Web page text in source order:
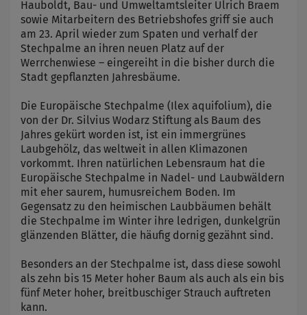
Hauboldt, Bau- und Umweltamtsleiter Ulrich Braem
sowie Mitarbeitern des Betriebshofes griff sie auch
am 23. April wieder zum Spaten und verhalf der
Stechpalme an ihren neuen Platz auf der
Werrchenwiese – eingereiht in die bisher durch die
Stadt gepflanzten Jahresbäume.
Die Europäische Stechpalme (Ilex aquifolium), die
von der Dr. Silvius Wodarz Stiftung als Baum des
Jahres gekürt worden ist, ist ein immergrünes
Laubgehölz, das weltweit in allen Klimazonen
vorkommt. Ihren natürlichen Lebensraum hat die
Europäische Stechpalme in Nadel- und Laubwäldern
mit eher saurem, humusreichem Boden. Im
Gegensatz zu den heimischen Laubbäumen behält
die Stechpalme im Winter ihre ledrigen, dunkelgrün
glänzenden Blätter, die häufig dornig gezähnt sind.
Besonders an der Stechpalme ist, dass diese sowohl
als zehn bis 15 Meter hoher Baum als auch als ein bis
fünf Meter hoher, breitbuschiger Strauch auftreten
kann.